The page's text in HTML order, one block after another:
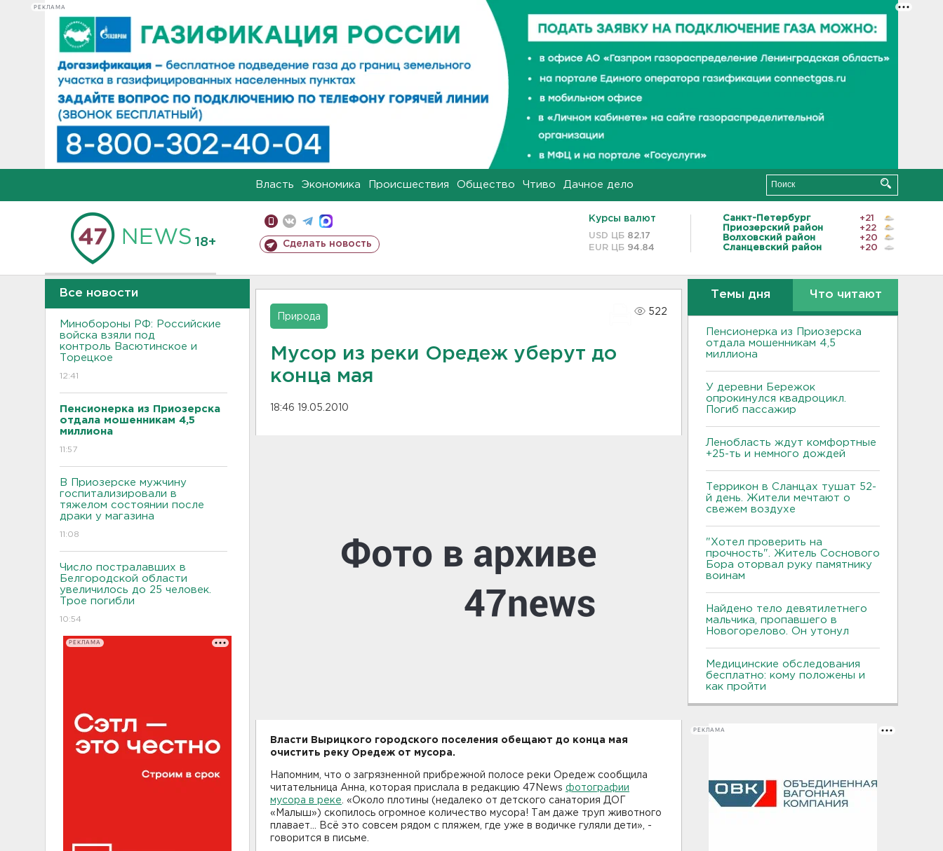
РЕКЛАМА
Власть Экономика Происшествия Общество Чтиво Дачное дело
18+ Сделать новость
Курсы валют
USD ЦБ 82.17
EUR ЦБ 94.84
Санкт-Петербург
+21
Приозерский район
+22
Волховский район
+20
Сланцевский район
+20
Все новости
Минобороны РФ: Российские
войска взяли под
контроль Васютинское и
Торецкое
12:41
Пенсионерка из Приозерска
отдала мошенникам 4,5
миллиона
11:57
В Приозерске мужчину
госпитализировали в
тяжелом состоянии после
драки у магазина
11:08
Число постралавших в
Белгородской области
увеличилось до 25 человек.
Трое погибли
10:54
РЕКЛАМА
Природа
522
Мусор из реки Оредеж уберут до
конца мая
18:46 19.05.2010
Власти Вырицкого городского поселения обещают до конца мая
очистить реку Оредеж от мусора.
Напомним, что о загрязненной прибрежной полосе реки Оредеж сообщила
читательница Анна, которая прислала в редакцию 47News фотографии
мусора в реке . «Около плотины (недалеко от детского санатория ДОГ
«Малыш») скопилось огромное количество мусора! Там даже труп животного
плавает... Всё это совсем рядом с пляжем, где уже в водичке гуляли дети», -
говорится в письме.
Темы дня Что читают
Пенсионерка из Приозерска
отдала мошенникам 4,5
миллиона
У деревни Бережок
опрокинулся квадроцикл.
Погиб пассажир
Ленобласть ждут комфортные
+25-ть и немного дождей
Террикон в Сланцах тушат 52-
й день. Жители мечтают о
свежем воздухе
"Хотел проверить на
прочность". Житель Соснового
Бора оторвал руку памятнику
воинам
Найдено тело девятилетнего
мальчика, пропавшего в
Новогорелово. Он утонул
Медицинские обследования
бесплатно: кому положены и
как пройти
РЕКЛАМА